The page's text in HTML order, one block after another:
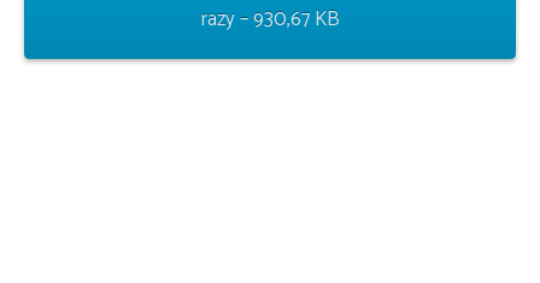
razy – 930,67 KB